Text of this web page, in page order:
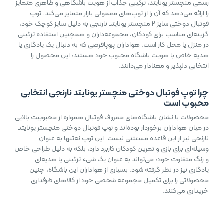
رسمی منچستر یونایتد، ترکیبی جذاب از هویت باشگاهی و ظاهری متمایز
را ارائه می‌دهد که آن را از توپ‌های معمولی بازار متمایز می‌کند. توپ
فوتبال دوختی سایز 2 منچستر یونایتد نارنجی به دلیل سایز کوچک خود،
گزینه‌ای مناسب برای کودکان، مجموعه‌داران و همچنین استفاده تزئینی
در منزل یا محل کار است. هواداران پروپاقرصی که به دنبال یک یادگاری یا
هدیه خاص با هویت باشگاه محبوب خود هستند، این محصول را
انتخابی دلپذیر و معنادار می‌دانند.
چرا توپ فوتبال دوختی منچستر یونایتد نارنجی انتخابی
محبوب است
محصولات با نشان باشگاه‌های معروف فوتبال همواره از محبوبیت بالایی
در میان هواداران برخوردار بوده‌اند و توپ فوتبال دوختی منچستر یونایتد
نارنجی نیز از این قاعده مستثنی نیست. این توپ نه‌تنها به عنوان
وسیله‌ای برای بازی و تمرین کودکان کاربرد دارد، بلکه به دلیل طراحی خاص
و رنگ متفاوت خود، می‌تواند به عنوان یک شیء تزئینی یا هدیه‌ای
یادگاری نیز در نظر گرفته شود. بسیاری از هواداران این باشگاه، چنین
محصولاتی را برای تکمیل مجموعه شخصی خود از کالاهای طرفداری
خریداری می‌کنند.